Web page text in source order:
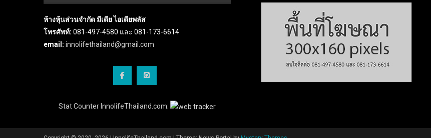
ห้างหุ้นส่วนจำกัด มีเดีย ไอเดียพลัส
โทรศัพท์: 081-497-4580 และ 081-173-6614
email: innolifethailand@gmail.com
Stat Counter InnolifeThailand.com: